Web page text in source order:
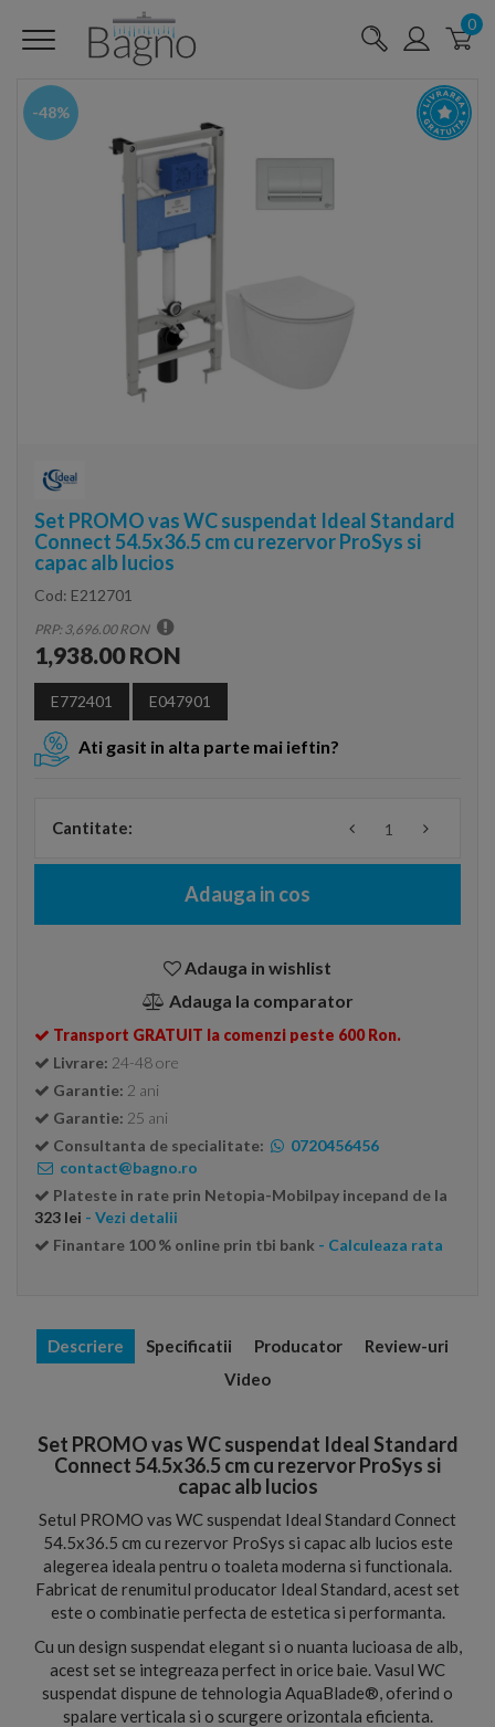
0
-48%
Set PROMO vas WC suspendat Ideal Standard
Connect 54.5x36.5 cm cu rezervor ProSys si
capac alb lucios
Cod: E212701
PRP: 3,696.00 RON
1,938.00 RON
E772401 E047901
Ati gasit in alta parte mai ieftin?
Cantitate:
Adauga in cos
Adauga in wishlist
Adauga la comparator
Transport GRATUIT la comenzi peste 600 Ron.
Livrare: 24-48 ore
Garantie: 2 ani
Garantie: 25 ani
Consultanta de specialitate:
0720456456
contact@bagno.ro
Plateste in rate prin Netopia-Mobilpay incepand de la
323 lei - Vezi detalii
Finantare 100 % online prin tbi bank - Calculeaza rata
Descriere Specificatii Producator
Review-uri
Video
Set PROMO vas WC suspendat Ideal Standard
Connect 54.5x36.5 cm cu rezervor ProSys si
capac alb lucios
Setul PROMO vas WC suspendat Ideal Standard Connect
54.5x36.5 cm cu rezervor ProSys si capac alb lucios este
alegerea ideala pentru o toaleta moderna si functionala.
Fabricat de renumitul producator Ideal Standard, acest set
este o combinatie perfecta de estetica si performanta.
Cu un design suspendat elegant si o nuanta lucioasa de alb,
acest set se integreaza perfect in orice baie. Vasul WC
suspendat dispune de tehnologia AquaBlade®, oferind o
spalare verticala si o scurgere orizontala eficienta.